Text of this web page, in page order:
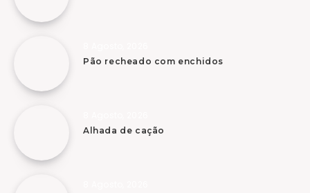
Pão recheado com enchidos
Alhada de cação